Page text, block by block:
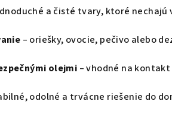
a čisté tvary, ktoré
– oriešky, ovocie, pečivo alebo
olejmi – vhodné na
odolné a trvácne riešenie do